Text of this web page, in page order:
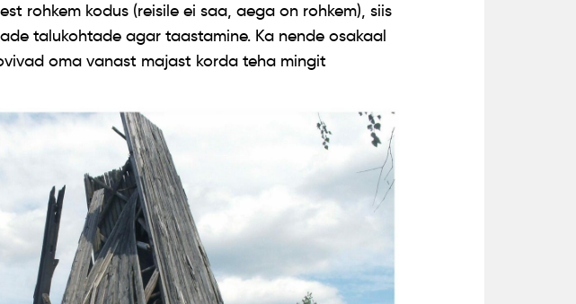
rohkem kodus (reisile ei saa, aega on rohkem), siis
talukohtade agar taastamine. Ka nende osakaal
oma vanast majast korda teha mingit